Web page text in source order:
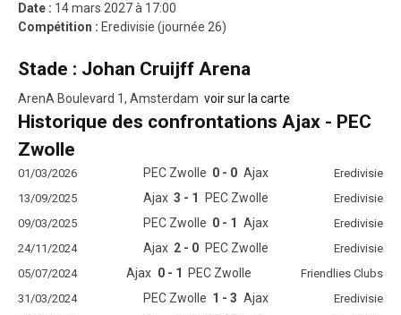
Date : 14 mars 2027 à 17:00
Compétition : Eredivisie (journée 26)
Stade : Johan Cruijff Arena
ArenA Boulevard 1, Amsterdam voir sur la carte
Historique des confrontations Ajax - PEC
Zwolle
01/03/2026 PEC Zwolle 0 - 0 Ajax
Eredivisie
13/09/2025
Ajax 3 - 1 PEC Zwolle
Eredivisie
09/03/2025
PEC Zwolle 0 - 1 Ajax
Eredivisie
24/11/2024
Ajax 2 - 0 PEC Zwolle
Eredivisie
05/07/2024
Ajax 0 - 1 PEC Zwolle
Friendlies Clubs
31/03/2024
PEC Zwolle 1 - 3 Ajax
Eredivisie